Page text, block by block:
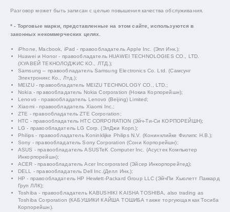
Разговор может быть записан с целью повышения качества обслуживания.
* - Торговые марки, представленные на этом сайте, используются в
законных некоммерческих целях.
iPhone, Macbook, iPad - правообладатель Apple Inc. (Эпл Инк.);
Huawei и Honor - правообладатель HUAWEI TECHNOLOGIES CO., LTD.
(ХУАВЕЙ ТЕКНОЛОДЖИС КО., ЛТД.);
Samsung – правообладатель Samsung Electronics Co. Ltd. (Самсунг
Электроникс Ко., Лтд.);
MEIZU - правообладатель MEIZU TECHNOLOGY CO., LTD.;
Nokia - правообладатель Nokia Corporation (Нокиа Корпорейшн);
Lenovo - правообладатель Lenovo (Beijing) Limited;
Xiaomi - правообладатель Xiaomi Inc.;
ZTE - правообладатель ZTE Corporation;
HTC - правообладатель HTC CORPORATION (Эйч-Ти-Си КОРПОРЕЙШН);
LG - правообладатель LG Corp. (ЭлДжи Корп.);
Philips - правообладатель Koninklijke Philips N.V. (Конинклийке Филипс Н.В.);
Sony - правообладатель Sony Corporation (Сони Корпорейшн);
ASUS - правообладатель ASUSTeK Computer Inc. (Асустек Компьютер
Инкорпорейшн);
ACER - правообладатель Acer Incorporated (Эйсер Инкорпорейтед);
DELL - правообладатель Dell Inc.(Делл Инк.);
HP - правообладатель HP Hewlett-Packard Group LLC (ЭйчПи Хьюлетт Паккард
Груп ЛЛК);
Toshiba - правообладатель KABUSHIKI KAISHA TOSHIBA, also trading as
Toshiba Corporation (КАБУШИКИ КАЙША ТОШИБА также торгующая как Тосиба
Корпорейшн).